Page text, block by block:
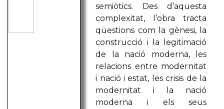
semiòtics. Des d’aquesta
complexitat, l’obra tracta
qüestions com la gènesi, la
construcció i la legitimació
de la nació moderna, les
relacions entre modernitat
i nació i estat, les crisis de la
modernitat i la nació
moderna i els seus